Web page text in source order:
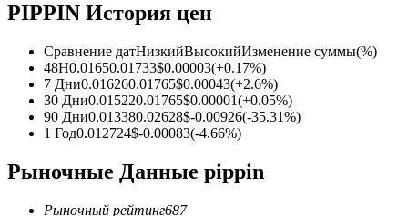
USDC фьючерсы
обеспечения
PIPPIN История цен
Сравнение датНизкийВысокийИзменение суммы(%)
48H0.01650.01733$0.00003(+0.17%)
7 Дни0.016260.01765$0.00043(+2.6%)
30 Дни0.015220.01765$0.00001(+0.05%)
90 Дни0.013380.02628$-0.00926(-35.31%)
1 Год0.012724$-0.00083(-4.66%)
Рыночные Данные pippin
Рыночный рейтинг687